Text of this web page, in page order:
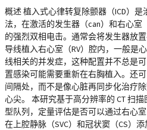
概述 植入式心律转复除颤器（ICD）
法，在激活的发生器（can）和右心室
的强烈双相电击。通常会将发生器放
导线植入右心室（RV）腔内，一般是
线相关的并发症，这种配置并不总是
置感染可能需要重新在右胸植入。还
间隔处，而不是像心脏再同步化治疗
心尖。 本研究基于高分辨率的 CT 扫
型队列，定量评估是否可以通过右心
在上腔静脉（SVC）和冠状窦（CS）